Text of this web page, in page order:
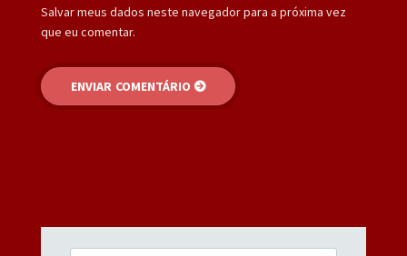
Salvar meus dados neste navegador para a próxima vez
que eu comentar.